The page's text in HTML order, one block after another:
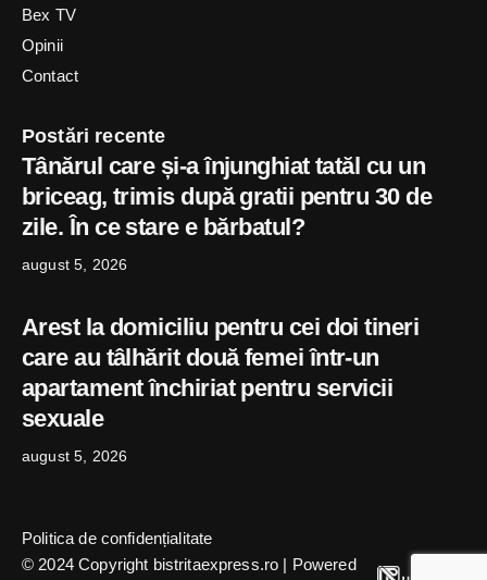
Bex TV
Opinii
Contact
Postări recente
Tânărul care și-a înjunghiat tatăl cu un
briceag, trimis după gratii pentru 30 de
zile. În ce stare e bărbatul?
august 5, 2026
Arest la domiciliu pentru cei doi tineri
care au tâlhărit două femei într-un
apartament închiriat pentru servicii
sexuale
august 5, 2026
© 2024 Copyright bistritaexpress.ro | Powered
Politica de confidențialitate